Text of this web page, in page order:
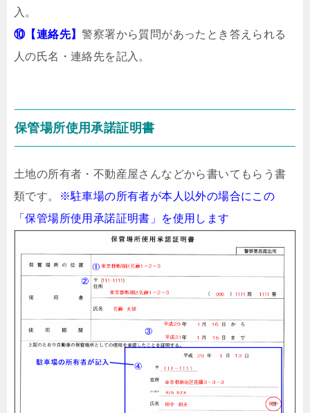
入。
⑩【連絡先】警察署から質問があったとき答えられる
人の氏名・連絡先を記入。
保管場所使用承諾証明書
土地の所有者・不動産屋さんなどから書いてもらう書
類です。
※駐車場の所有者が本人以外の場合にこの
「保管場所使用承諾証明書」を使用します